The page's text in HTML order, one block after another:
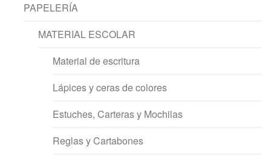
PAPELERÍA
MATERIAL ESCOLAR
Material de escritura
Lápices y ceras de colores
Estuches, Carteras y Mochilas
Reglas y Cartabones